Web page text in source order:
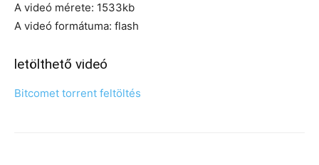
A videó mérete: 1533kb
A videó formátuma: flash
letölthető videó
Bitcomet torrent feltöltés